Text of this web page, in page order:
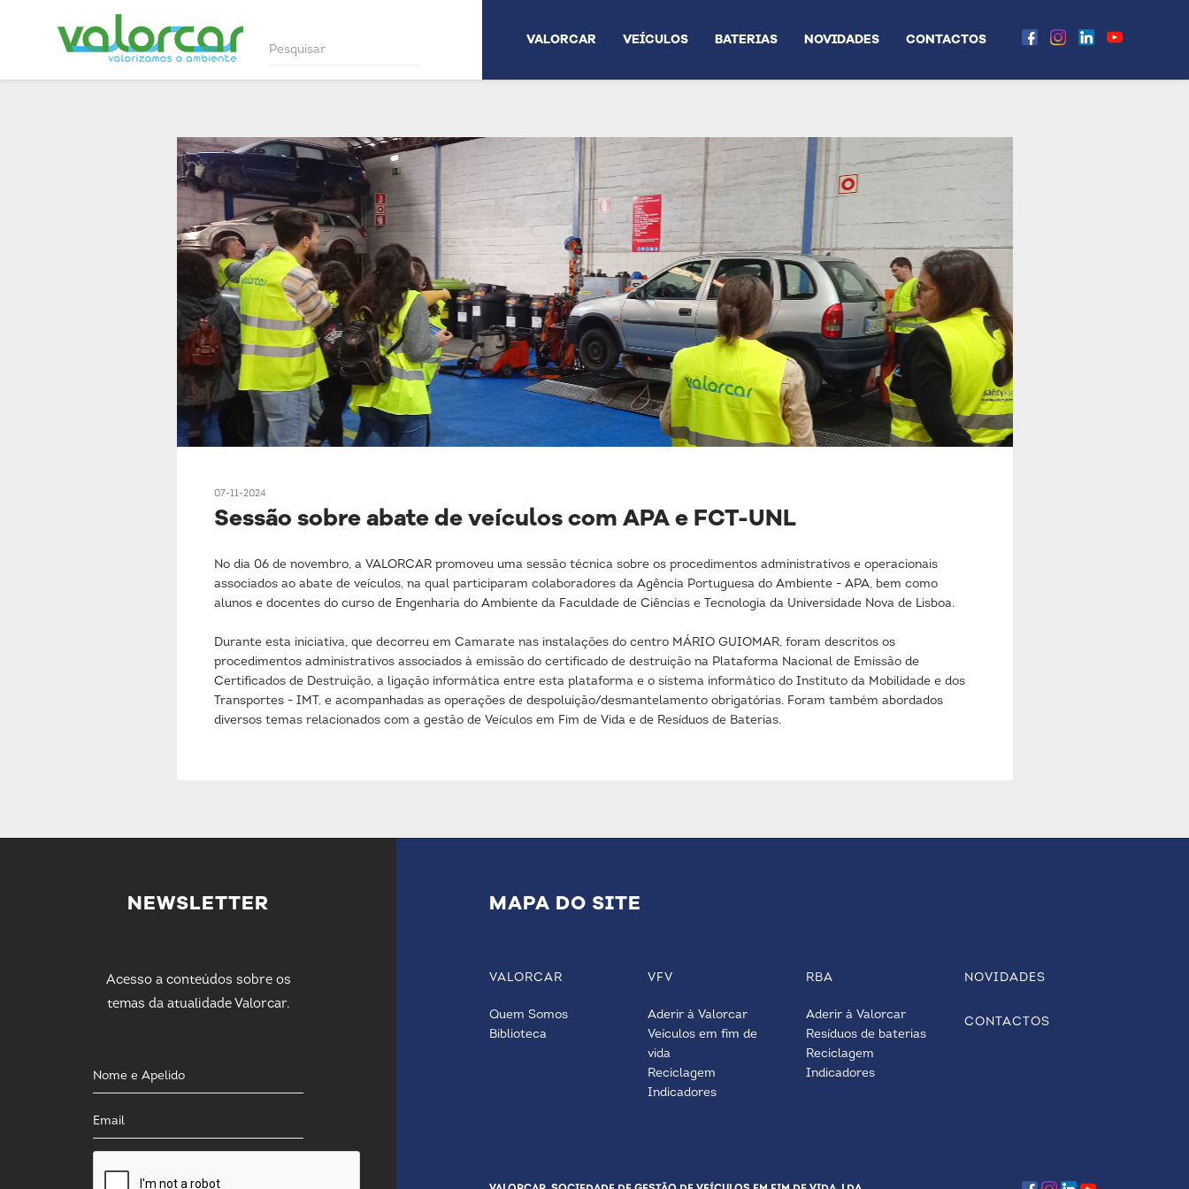
VALORCAR VEÍCULOS BATERIAS NOVIDADES CONTACTOS
07-11-2024
Sessão sobre abate de veículos com APA e FCT-UNL
No dia 06 de novembro, a VALORCAR promoveu uma sessão técnica sobre os procedimentos administrativos e operacionais
associados ao abate de veículos, na qual participaram colaboradores da Agência Portuguesa do Ambiente - APA, bem como
alunos e docentes do curso de Engenharia do Ambiente da Faculdade de Ciências e Tecnologia da Universidade Nova de Lisboa.
Durante esta iniciativa, que decorreu em Camarate nas instalações do centro MÁRIO GUIOMAR, foram descritos os
procedimentos administrativos associados à emissão do certificado de destruição na Plataforma Nacional de Emissão de
Certificados de Destruição, a ligação informática entre esta plataforma e o sistema informático do Instituto da Mobilidade e dos
Transportes - IMT, e acompanhadas as operações de despoluição/desmantelamento obrigatórias. Foram também abordados
diversos temas relacionados com a gestão de Veículos em Fim de Vida e de Resíduos de Baterias.
NEWSLETTER
Acesso a conteúdos sobre os
temas da atualidade Valorcar.
MAPA DO SITE
VALORCAR
Quem Somos
Biblioteca
VFV
Aderir à Valorcar
Veículos em fim de
vida
Reciclagem
Indicadores
RBA
Aderir à Valorcar
Resíduos de baterias
Reciclagem
Indicadores
NOVIDADES
CONTACTOS